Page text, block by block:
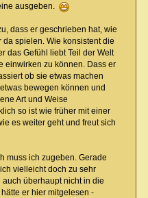
ausgeben.
dass er geschrieben hat, wie
spielen. Wie konsistent die
das Gefühl liebt Teil der Welt
einwirken zu können. Dass er
ob sie etwas machen
bewegen können und
Art und Weise
so ist wie früher mit einer
es weiter geht und freut sich
muss ich zugeben. Gerade
vielleicht doch zu sehr
überhaupt nicht in die
er hier mitgelesen -